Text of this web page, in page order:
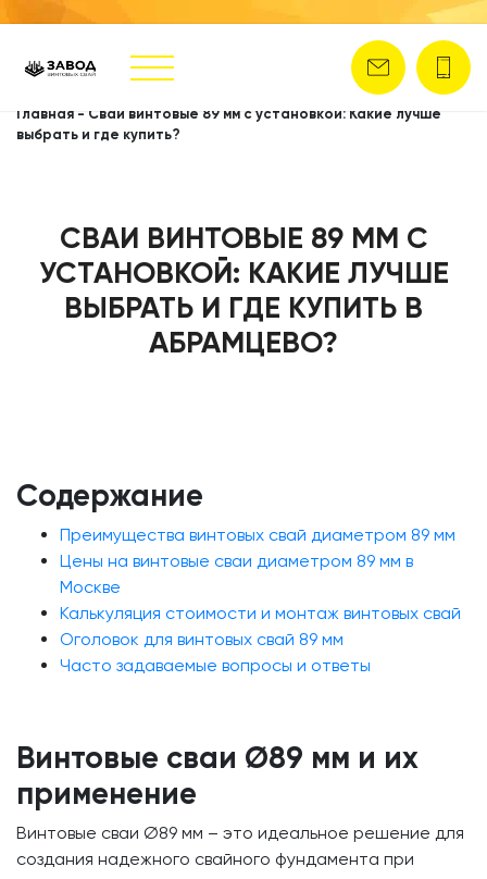
Главная - Сваи винтовые 89 мм с установкой: Какие лучше
выбрать и где купить?
СВАИ ВИНТОВЫЕ 89 ММ С
УСТАНОВКОЙ: КАКИЕ ЛУЧШЕ
ВЫБРАТЬ И ГДЕ КУПИТЬ В
АБРАМЦЕВО?
Содержание
Преимущества винтовых свай диаметром 89 мм
Цены на винтовые сваи диаметром 89 мм в
Москве
Калькуляция стоимости и монтаж винтовых свай
Оголовок для винтовых свай 89 мм
Часто задаваемые вопросы и ответы
Винтовые сваи Ø89 мм и их
применение
Винтовые сваи Ø89 мм – это идеальное решение для
создания надежного свайного фундамента при